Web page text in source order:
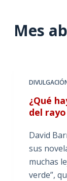
Mes
¿Qué
del
David
sus
muchas
verde”,